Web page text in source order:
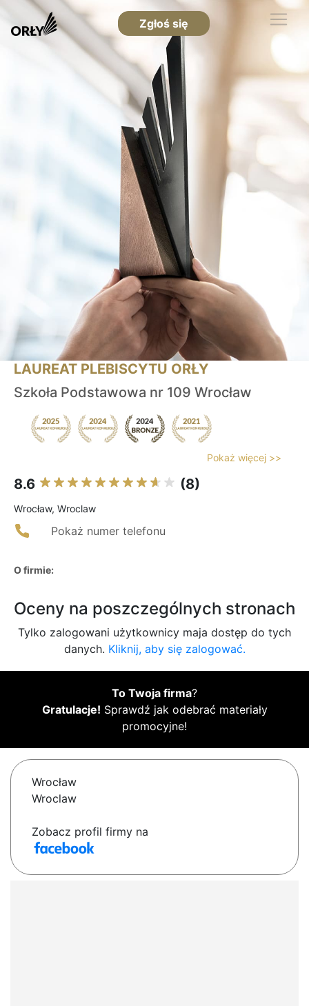
Zgłoś się
LAUREAT PLEBISCYTU ORŁY
Szkoła Podstawowa nr 109 Wrocław
Pokaż więcej >>
8.6 (8)
Wrocław, Wroclaw
Pokaż numer telefonu
O firmie:
Oceny na poszczególnych stronach
Tylko zalogowani użytkownicy maja dostęp do tych
danych. Kliknij, aby się zalogować.
To Twoja firma?
Gratulacje! Sprawdź jak odebrać materiały
promocyjne!
Wrocław
Wroclaw
Zobacz profil firmy na